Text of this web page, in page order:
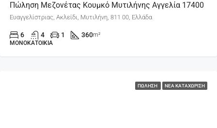
Πώληση Μεζονέτας Κουμκό Μυτιλήνης Αγγελία 17400
Ευαγγελίστριας, Ακλείδι, Μυτιλήνη, 811 00, Ελλάδα
6 4 1 360m²
ΜΟΝΟΚΑΤΟΙΚΊΑ
ΠΏΛΗΣΗ ΝΈΑ ΚΑΤΑΧΏΡΙΣΗ